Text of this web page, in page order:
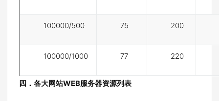
100000/500 75 200
100000/1000 77 220
四．各大网站WEB服务器资源列表